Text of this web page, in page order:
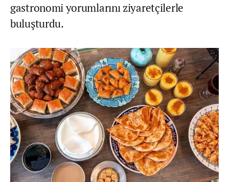
gastronomi yorumlarını ziyaretçilerle
buluşturdu.